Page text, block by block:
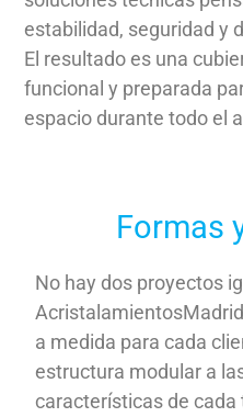
estabilidad, seguridad y
El resultado es una
funcional y preparada
espacio durante todo el
Formas
No hay dos proyectos
a medida para cada
estructura modular a
características de